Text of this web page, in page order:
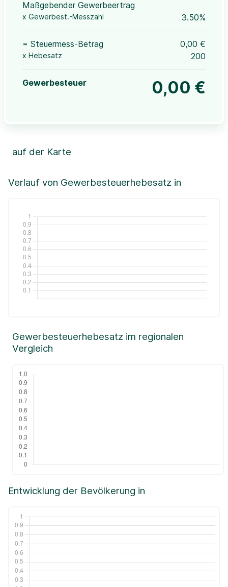
Maßgebender Gewerbeertrag
x Gewerbest.-Messzahl 3.50%
= Steuermess-Betrag 0,00 €
x Hebesatz 200
Gewerbesteuer 0,00 €
Verlauf von Gewerbesteuerhebesatz in
auf der Karte
+
Leaflet|©OpenStreetMap, ©CartoDB,
Entwicklung der Bevölkerung in
Gewerbesteuerhebesatz im regionalen
Vergleich